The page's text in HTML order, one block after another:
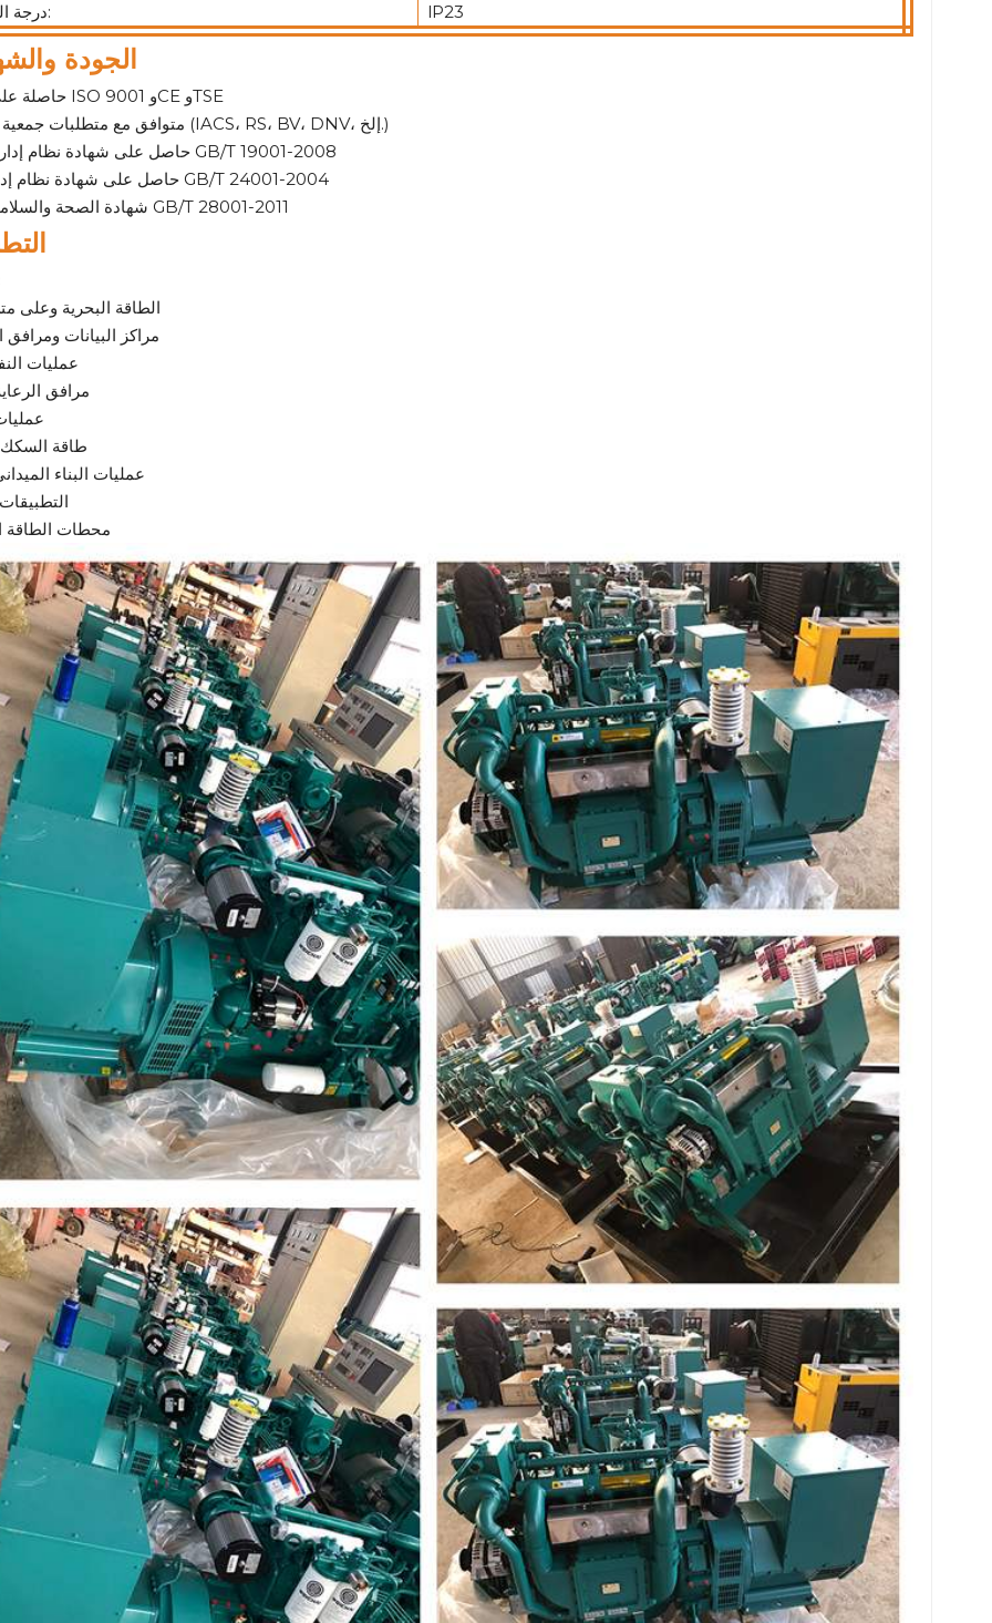
درجة الحماية:
lP23
الجودة
حاصلة على شهادة ISO 9001 وCE وTSE
متوافق مع متطلبات جمعية التصنيف (IACS، RS، BV، DNV، إلخ.)
حاصل على شهادة نظام إدارة الجودة GB/T 19001-2008
حاصل على شهادة نظام إدارة البيئة GB/T 24001-2004
شهادة الصحة والسلامة المهنية GB/T 28001-2011
الطاقة البحرية وعلى
مراكز البيانات ومرافق
عمليات
مرافق
طاقة السكك
عمليات البناء
محطات الطاقة